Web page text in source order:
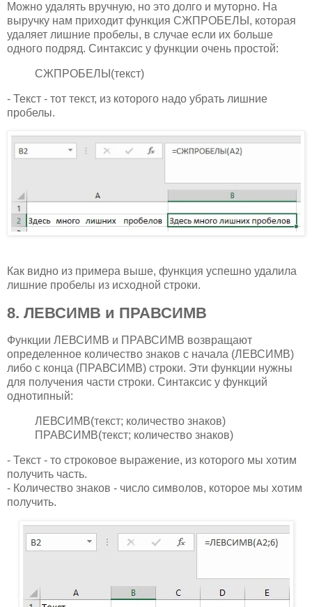
Можно удалять вручную, но это долго и муторно. На
выручку нам приходит функция СЖПРОБЕЛЫ, которая
удаляет лишние пробелы, в случае если их больше
одного подряд. Синтаксис у функции очень простой:
СЖПРОБЕЛЫ(текст)
- Текст - тот текст, из которого надо убрать лишние
пробелы.
Как видно из примера выше, функция успешно удалила
лишние пробелы из исходной строки.
8. ЛЕВСИМВ и ПРАВСИМВ
Функции ЛЕВСИМВ и ПРАВСИМВ возвращают
определенное количество знаков с начала (ЛЕВСИМВ)
либо с конца (ПРАВСИМВ) строки. Эти функции нужны
для получения части строки. Синтаксис у функций
однотипный:
ЛЕВСИМВ(текст; количество знаков)
ПРАВСИМВ(текст; количество знаков)
- Текст - то строковое выражение, из которого мы хотим
получить часть.
- Количество знаков - число символов, которое мы хотим
получить.